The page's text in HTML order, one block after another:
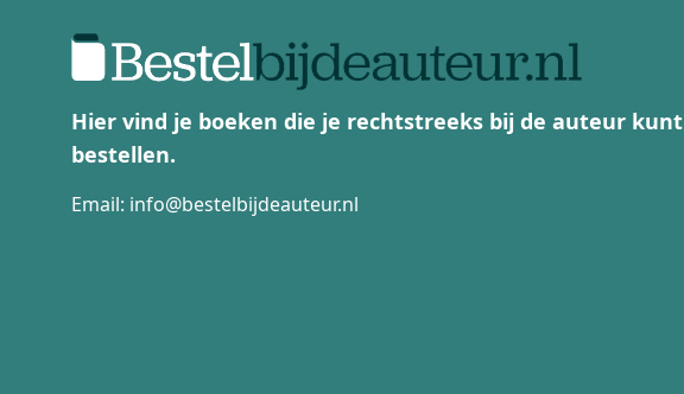
Hier vind je boeken die je rechtstreeks bij de auteur kunt
bestellen.
Email: info@bestelbijdeauteur.nl